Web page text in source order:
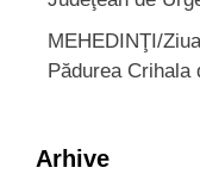
MEHEDINŢI/
Pădurea Crihala
Arhive